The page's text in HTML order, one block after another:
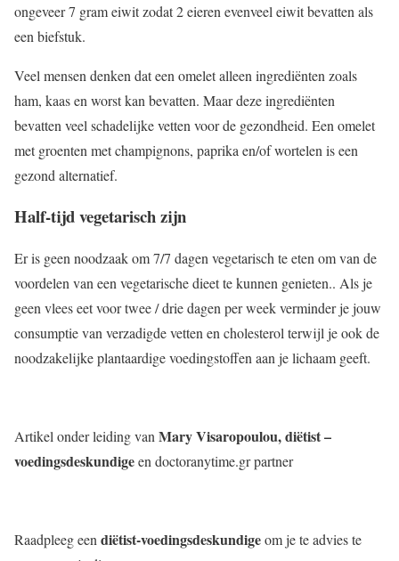
ongeveer 7 gram eiwit zodat 2 eieren evenveel eiwit bevatten als
een biefstuk.
Veel mensen denken dat een omelet alleen ingrediënten zoals
ham, kaas en worst kan bevatten. Maar deze ingrediënten
bevatten veel schadelijke vetten voor de gezondheid. Een omelet
met groenten met champignons, paprika en/of wortelen is een
gezond alternatief.
Half-tijd vegetarisch zijn
Er is geen noodzaak om 7/7 dagen vegetarisch te eten om van de
voordelen van een vegetarische dieet te kunnen genieten.. Als je
geen vlees eet voor twee / drie dagen per week verminder je jouw
consumptie van verzadigde vetten en cholesterol terwijl je ook de
noodzakelijke plantaardige voedingstoffen aan je lichaam geeft.
Artikel onder leiding van Mary Visaropoulou, diëtist –
voedingsdeskundigeen doctoranytime.gr partner
Raadpleeg een diëtist-voedingsdeskundigeom je te advies te